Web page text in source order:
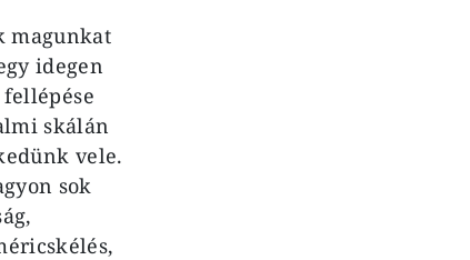
magunkat
idegen
skálán
vele.
sok